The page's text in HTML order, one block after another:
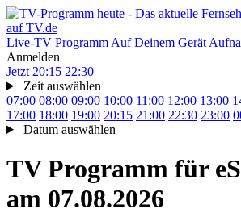
Live-TV Programm Auf Deinem Gerät
Anmelden
Jetzt 20:15 22:30
Zeit auswählen
07:00 08:00 09:00 10:00 11:00 12:00 13:00
17:00 18:00 19:00 20:15 21:00 22:30 23:00
Datum auswählen
TV Programm für
am 07.08.2026